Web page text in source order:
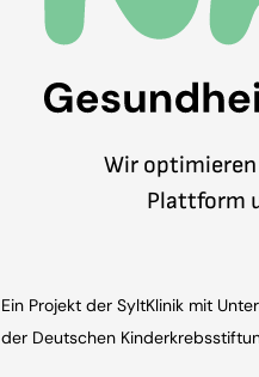
Wir
Plattform
Ein Projekt der SyltKlinik mit
der Deutschen